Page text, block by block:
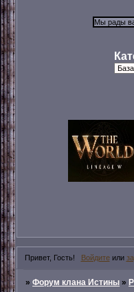
Привет, Гость! Войдитеили
»Форум клана Истины »